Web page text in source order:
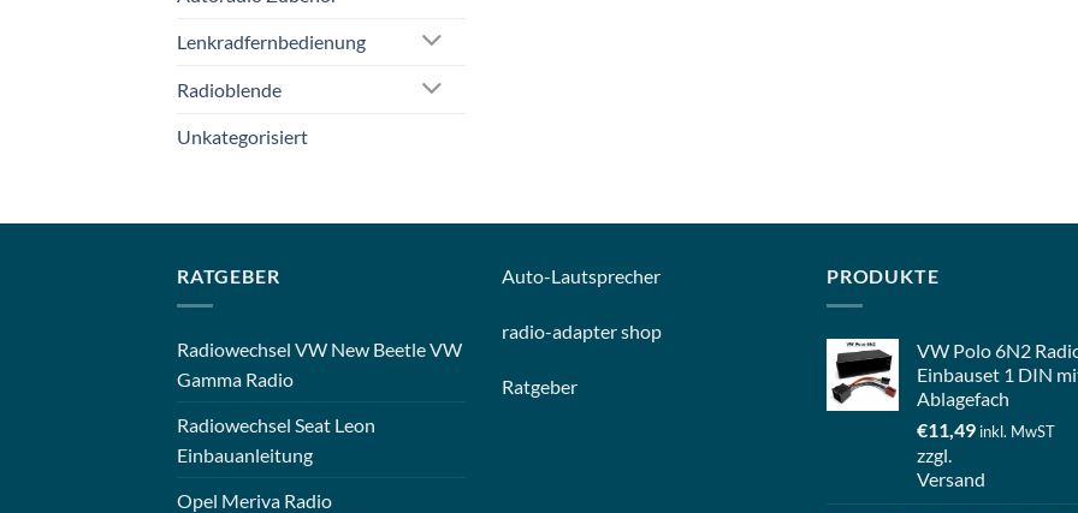
Lenkradfernbedienung
Radioblende
Unkategorisiert
RATGEBER
Radiowechsel VW New Beetle VW
Gamma Radio
Radiowechsel Seat Leon
Einbauanleitung
Opel Meriva Radio
Auto-Lautsprecher
radio-adapter shop
Ratgeber
PRODUKTE
VW Polo 6N2
Einbauset 1 DIN
Ablagefach
€11,49 inkl. MwST
zzgl.
Versand